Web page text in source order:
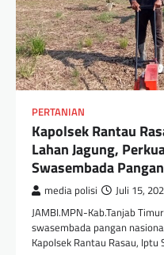
PERTANIAN
Kapolsek Rantau
Lahan Jagung,
Swasembada
media polisi Juli 15,
JAMBI.MPN-Kab.Tanjab
swasembada pangan
Kapolsek Rantau Rasau,